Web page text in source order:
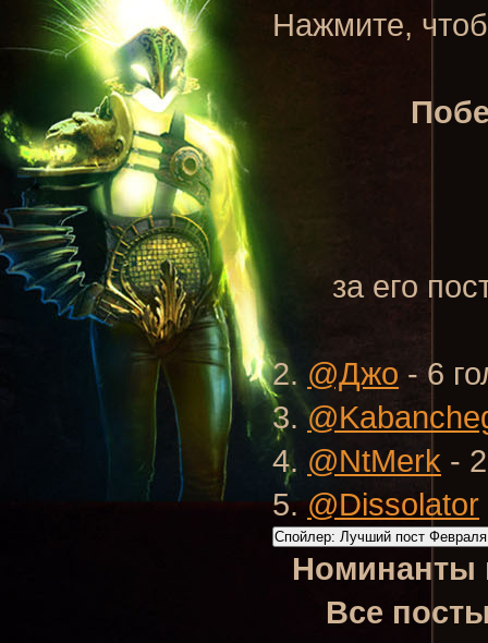
Нажмите,
за его
2. @Джо - 6
3.
4. @NtMerk -
5. @Dissolator
Спойлер: Лучший пост
Номинанты
Все